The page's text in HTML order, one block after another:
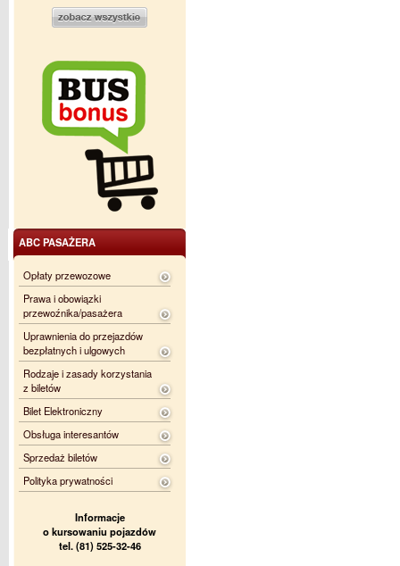
ABC PASAŻERA
Opłaty przewozowe
Prawa i obowiązki
przewoźnika/pasażera
Uprawnienia do przejazdów
bezpłatnych i ulgowych
Rodzaje i zasady korzystania
z biletów
Bilet Elektroniczny
Obsługa interesantów
Sprzedaż biletów
Polityka prywatności
Informacje
o kursowaniu pojazdów
tel. (81) 525-32-46